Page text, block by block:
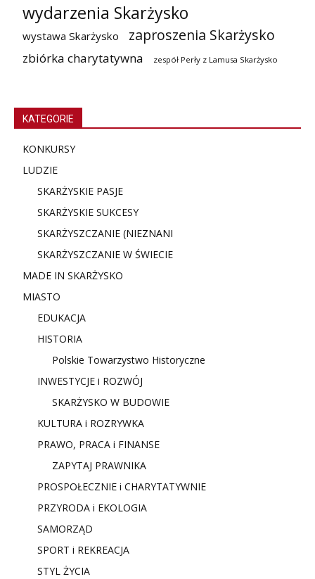
wydarzenia Skarżysko
wystawa Skarżysko zaproszenia Skarżysko
zbiórka charytatywna zespół Perły z Lamusa Skarżysko
KATEGORIE
KONKURSY
LUDZIE
SKARŻYSKIE PASJE
SKARŻYSKIE SUKCESY
SKARŻYSZCZANIE (NIEZNANI
SKARŻYSZCZANIE W ŚWIECIE
MADE IN SKARŻYSKO
MIASTO
EDUKACJA
HISTORIA
Polskie Towarzystwo Historyczne
INWESTYCJE i ROZWÓJ
SKARŻYSKO W BUDOWIE
KULTURA i ROZRYWKA
PRAWO, PRACA i FINANSE
ZAPYTAJ PRAWNIKA
PROSPOŁECZNIE i CHARYTATYWNIE
PRZYRODA i EKOLOGIA
SAMORZĄD
SPORT i REKREACJA
STYL ŻYCIA